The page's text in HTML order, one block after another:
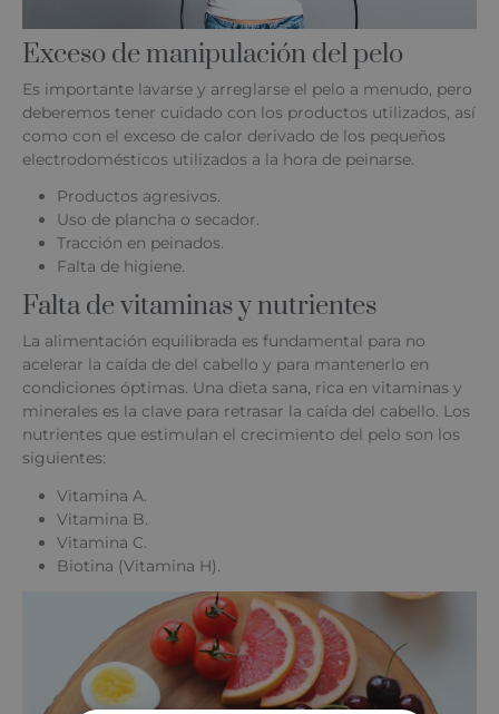
Exceso de manipulación del pelo
Es importante lavarse y arreglarse el pelo a menudo, pero
deberemos tener cuidado con los productos utilizados, así
como con el exceso de calor derivado de los pequeños
electrodomésticos utilizados a la hora de peinarse.
Productos agresivos.
Uso de plancha o secador.
Tracción en peinados.
Falta de higiene.
Falta de vitaminas y nutrientes
La alimentación equilibrada es fundamental para no
acelerar la caída de del cabello y para mantenerlo en
condiciones óptimas. Una dieta sana, rica en vitaminas y
minerales es la clave para retrasar la caída del cabello. Los
nutrientes que estimulan el crecimiento del pelo son los
siguientes:
Vitamina A.
Vitamina B.
Vitamina C.
Biotina (Vitamina H).